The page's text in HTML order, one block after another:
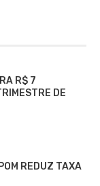
R$ 7
DE
REDUZ TAXA